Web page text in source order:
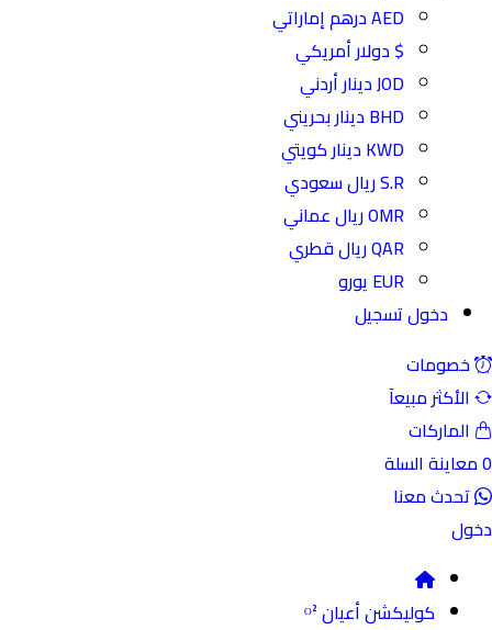
AED درهم إماراتي
$ دولار أمريكي
JOD دينار أردني
BHD دينار بحريني
KWD دينار كويتي
S.R ريال سعودي
OMR ريال عماني
QAR ريال قطري
EUR يورو
دخولتسجيل
مبيعآ
السلة
معنا
كوليكشن أعيان ᴼ²